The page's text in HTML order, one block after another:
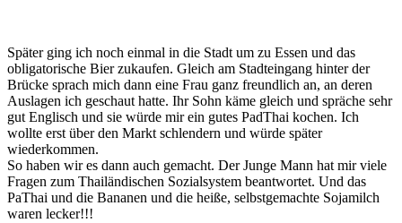
Später ging ich noch einmal in die Stadt um zu Essen und das
obligatorische Bier zukaufen. Gleich am Stadteingang hinter der
Brücke sprach mich dann eine Frau ganz freundlich an, an deren
Auslagen ich geschaut hatte. Ihr Sohn käme gleich und spräche sehr
gut Englisch und sie würde mir ein gutes PadThai kochen. Ich
wollte erst über den Markt schlendern und würde später
wiederkommen.
So haben wir es dann auch gemacht. Der Junge Mann hat mir viele
Fragen zum Thailändischen Sozialsystem beantwortet. Und das
PaThai und die Bananen und die heiße, selbstgemachte Sojamilch
waren lecker!!!